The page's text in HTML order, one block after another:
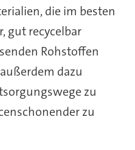
die im besten
gut recycelbar
Rohstoffen
dazu
zu
zu